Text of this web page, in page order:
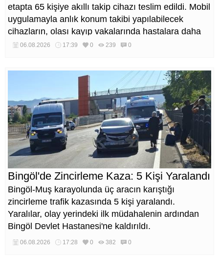
etapta 65 kişiye akıllı takip cihazı teslim edildi. Mobil
uygulamayla anlık konum takibi yapılabilecek
cihazların, olası kayıp vakalarında hastalara daha
kısa sürede ulaşılmasını sağlaması hedefleniyor.
06.08.2026 17:39 0 239 0
Bingöl'de Zincirleme Kaza: 5 Kişi Yaralandı
Bingöl-Muş karayolunda üç aracın karıştığı
zincirleme trafik kazasında 5 kişi yaralandı.
Yaralılar, olay yerindeki ilk müdahalenin ardından
Bingöl Devlet Hastanesi'ne kaldırıldı.
06.08.2026 17:28 0 382 0